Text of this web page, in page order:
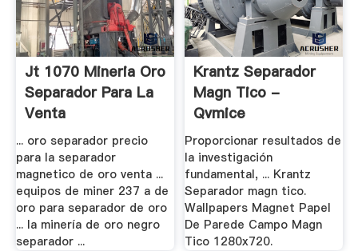
Jt 1070 Mineria Oro
Separador Para La
Venta
... oro separador precio
para la separador
magnetico de oro venta ...
equipos de miner 237 a de
oro para separador de oro
... la minería de oro negro
separador ...
Krantz Separador
Magn Tico -
Qvmice
Proporcionar resultados de
la investigación
fundamental, ... Krantz
Separador magn tico.
Wallpapers Magnet Papel
De Parede Campo Magn
Tico 1280x720.